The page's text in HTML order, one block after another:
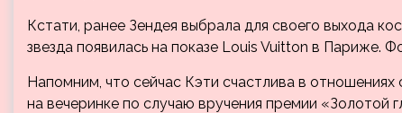
Кстати, ранее Зендея выбрала для своего выхода
звезда появилась на показе Louis Vuitton в Париже.
Напомним, что сейчас Кэти счастлива в
на вечеринке по случаю вручения премии «Золотой